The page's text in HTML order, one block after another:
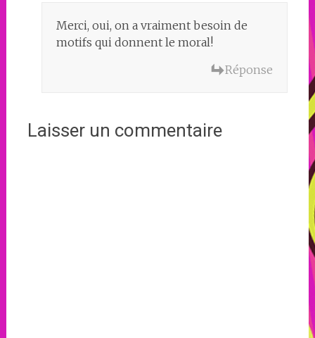
Merci, oui, on a vraiment besoin de
motifs qui donnent le moral!
Réponse
Laisser un commentaire